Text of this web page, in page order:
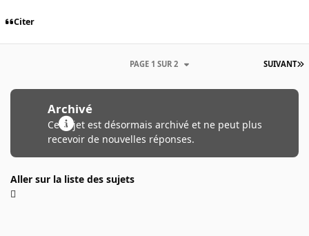
Citer
SUIVANT
PAGE 1 SUR 2
Archivé
Ce sujet est désormais archivé et ne peut plus
recevoir de nouvelles réponses.
Aller sur la liste des sujets